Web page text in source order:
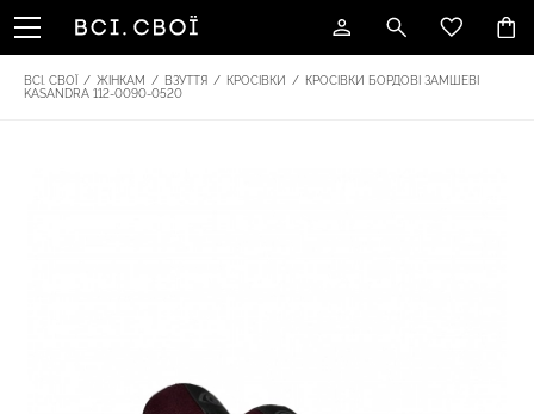
ВСІ. СВОЇ / ЖІНКАМ / ВЗУТТЯ / КРОСІВКИ / КРОСІВКИ БОРДОВІ ЗАМШЕВІ
KASANDRA 112-0090-0520